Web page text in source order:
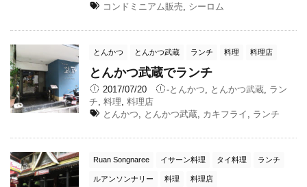
コンドミニアム販売
シーロム
とんかつ とんかつ武蔵 ランチ 料理 料理店
とんかつ武蔵でランチ
2017/07/20 -とんかつ とんかつ武蔵, ラン
チ 料理 料理店
とんかつ
とんかつ武蔵 カキフライ ランチ
Ruan Songnaree イサーン料理 タイ料理 ランチ
ルアンソンナリー 料理 料理店